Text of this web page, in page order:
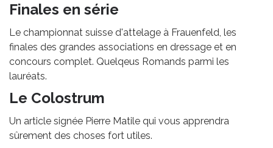
Finales en série
Le championnat suisse d'attelage à Frauenfeld, les
finales des grandes associations en dressage et en
concours complet. Quelqeus Romands parmi les
lauréats.
Le Colostrum
Un article signée Pierre Matile qui vous apprendra
sûrement des choses fort utiles.